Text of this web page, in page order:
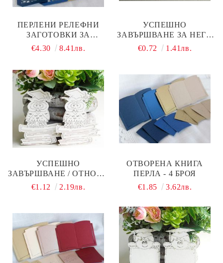
ПЕРЛЕНИ РЕЛЕФНИ
ЗАГОТОВКИ ЗА
КАРТИЧКИ - ЗА
€4.30 8.41лв.
УСПЕШНО
ЗАВЪРШВАНЕ ЗА НЕГО
И НЕЯ - 2 БР.
€0.72 1.41лв.
УСПЕШНО
ЗАВЪРШВАНЕ / ОТНОВО
€1.12 2.19лв.
ОТВОРЕНА КНИГА
ПЕРЛА - 4 БРОЯ
€1.85
3.62лв.